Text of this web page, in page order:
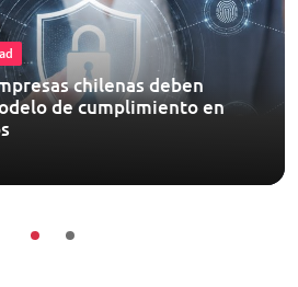
chilenas deben
de cumplimiento en